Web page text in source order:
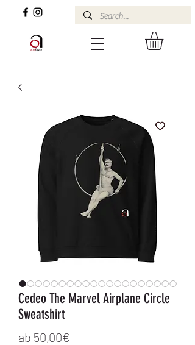
Cedeo The Marvel Airplane Circle
Sweatshirt
ab 50,00€